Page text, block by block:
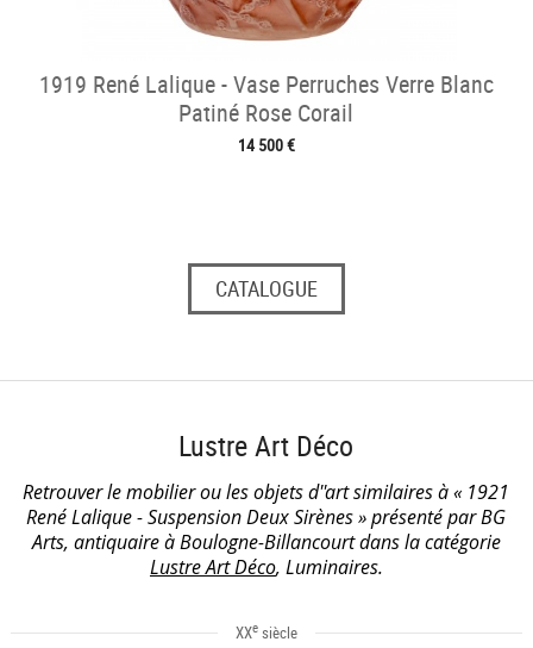
1919 René Lalique - Vase Perruches Verre Blanc
Patiné Rose Corail
14 500 €
CATALOGUE
Lustre Art Déco
Retrouver le mobilier ou les objets d''art similaires à « 1921
René Lalique - Suspension Deux Sirènes » présenté par BG
Arts, antiquaire à Boulogne-Billancourt dans la catégorie
Lustre Art Déco, Luminaires.
XXesiècle